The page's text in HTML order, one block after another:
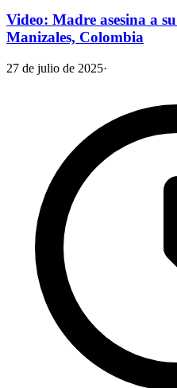
Video: Madre asesina a
Manizales, Colombia
27 de julio de 2025·